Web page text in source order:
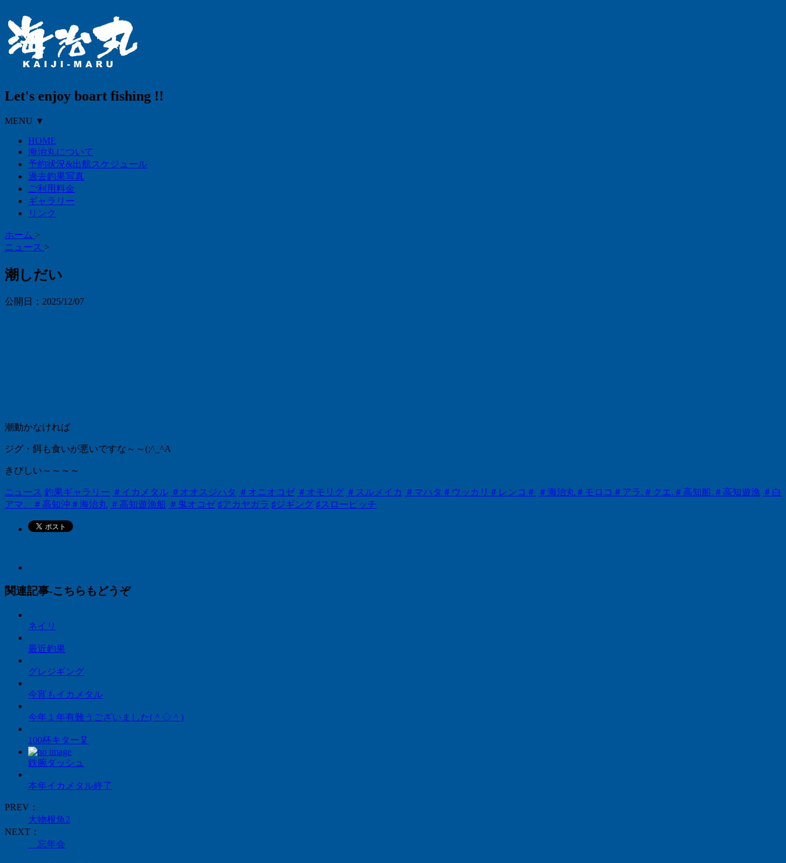
Let's enjoy boart fishing !!
MENU ▼
HOME
海治丸について
予約状況&出航スケジュール
過去釣果写真
ご利用料金
ギャラリー
リンク
ホーム >
ニュース >
潮しだい
公開日： 2025/12/07
潮動かなければ
ジグ・餌も食いが悪いですな～～(;^_^A
きびしい～～～～
ニュース 釣果ギャラリー ＃イカメタル ＃オオスジハタ ＃オニオコゼ ＃オモリグ ＃スルメイカ ＃マハタ＃ウッカリ＃レンコ＃ ＃海治丸＃モロコ＃アラ.＃クエ.＃高知船.＃高知遊漁 ＃白
アマ、＃高知沖＃海治丸 ＃高知遊漁船 ＃鬼オコゼ ♯アカヤガラ ♯ジギング ♯スローピッチ
関連記事-こちらもどうぞ
ネイリ
最近釣果
グレジギング
今宵もイカメタル
今年１年有難うございました(＾◇＾)
100杯キター🦑
鉄腕ダッシュ
本年イカメタル終了
PREV：
大物根魚2
NEXT：
忘年会